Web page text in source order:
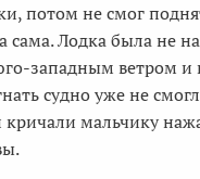
потом не смог
сама. Лодка была не
западным ветром и
судно уже не
кричали мальчику